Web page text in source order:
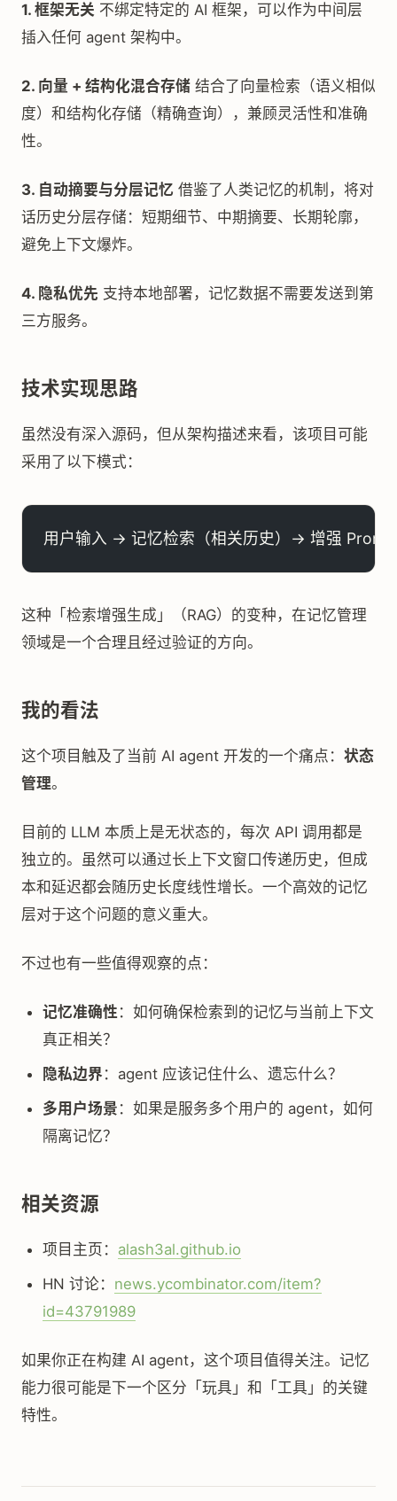
1. 框架无关 不绑定特定的 AI 框架，可以作为中间层
插入任何 agent 架构中。
2. 向量 + 结构化混合存储 结合了向量检索（语义相似
度）和结构化存储（精确查询），兼顾灵活性和准确
性。
3. 自动摘要与分层记忆 借鉴了人类记忆的机制，将对
话历史分层存储：短期细节、中期摘要、长期轮廓，
避免上下文爆炸。
4. 隐私优先 支持本地部署，记忆数据不需要发送到第
三方服务。
技术实现思路
虽然没有深入源码，但从架构描述来看，该项目可能
采用了以下模式：
用户输入 → 记忆检索（相关历史）→ 增强
这种「检索增强生成」（RAG）的变种，在记忆管理
领域是一个合理且经过验证的方向。
我的看法
这个项目触及了当前 AI agent 开发的一个痛点： 状态
管理。
目前的 LLM 本质上是无状态的，每次 API 调用都是
独立的。虽然可以通过长上下文窗口传递历史，但成
本和延迟都会随历史长度线性增长。一个高效的记忆
层对于这个问题的意义重大。
不过也有一些值得观察的点：
记忆准确性：如何确保检索到的记忆与当前上下文
真正相关？
隐私边界 ：agent 应该记住什么、遗忘什么？
多用户场景 ：如果是服务多个用户的 agent，如何
隔离记忆？
相关资源
项目主页： alash3al.github.io
HN 讨论： news.ycombinator.com/item?
id=43791989
如果你正在构建 AI agent，这个项目值得关注。记忆
能力很可能是下一个区分「玩具」和「工具」的关键
特性。